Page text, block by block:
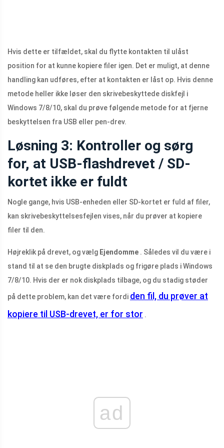
Hvis dette er tilfældet, skal du flytte kontakten til ulåst
position for at kunne kopiere filer igen. Det er muligt, at denne
handling kan udføres, efter at kontakten er låst op. Hvis denne
metode heller ikke løser den skrivebeskyttede diskfejl i
Windows 7/8/10, skal du prøve følgende metode for at fjerne
beskyttelsen fra USB eller pen-drev.
Løsning 3: Kontroller og sørg
for, at USB-flashdrevet / SD-
kortet ikke er fuldt
Nogle gange, hvis USB-enheden eller SD-kortet er fuld af filer,
kan skrivebeskyttelsesfejlen vises, når du prøver at kopiere
filer til den.
Højreklik på drevet, og vælg Ejendomme . Således vil du være i
stand til at se den brugte diskplads og frigøre plads i Windows
7/8/10. Hvis der er nok diskplads tilbage, og du stadig støder
på dette problem, kan det være fordi den fil, du prøver at
kopiere til USB-drevet, er for stor .
ad